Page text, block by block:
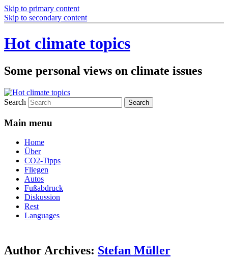
Skip to primary content
Skip to secondary content
Hot climate topics
Some personal views on climate issues
Search
Main menu
Home
Über
CO2-Tipps
Fliegen
Autos
Fußabdruck
Diskussion
Rest
Languages
Author Archives: Stefan Müller